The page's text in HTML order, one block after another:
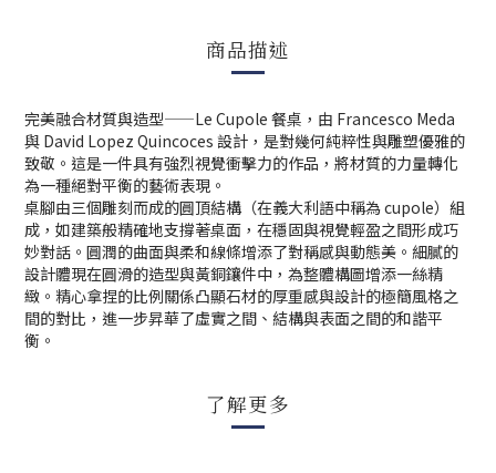
商品描述
完美融合材質與造型——Le Cupole 餐桌，由 Francesco Meda
與 David Lopez Quincoces 設計，是對幾何純粹性與雕塑優雅的
致敬。這是一件具有強烈視覺衝擊力的作品，將材質的力量轉化
為一種絕對平衡的藝術表現。
桌腳由三個雕刻而成的圓頂結構（在義大利語中稱為 cupole）組
成，如建築般精確地支撐著桌面，在穩固與視覺輕盈之間形成巧
妙對話。圓潤的曲面與柔和線條增添了對稱感與動態美。細膩的
設計體現在圓滑的造型與黃銅鑲件中，為整體構圖增添一絲精
緻。精心拿捏的比例關係凸顯石材的厚重感與設計的極簡風格之
間的對比，進一步昇華了虛實之間、結構與表面之間的和諧平
衡。
了解更多